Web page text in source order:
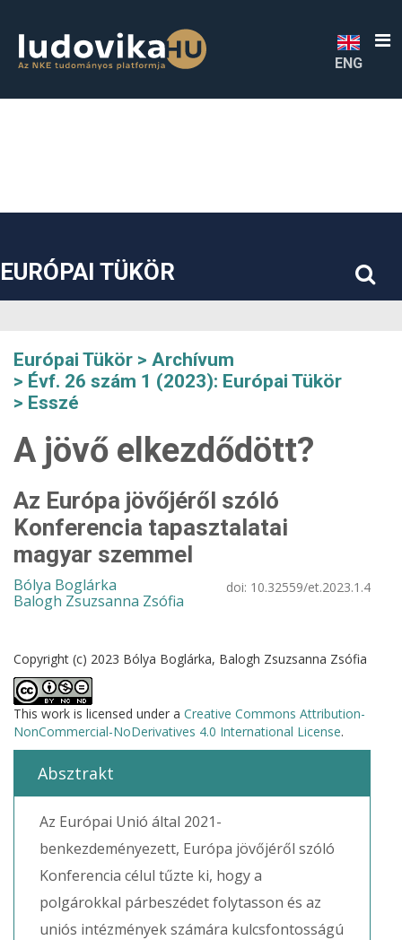
##plugins.themes.bootstrap3.accessible_menu.sidebar##
ENG
EURÓPAI TÜKÖR
Európai Tükör
Archívum
Évf. 26 szám 1 (2023): Európai Tükör
Esszé
A jövő elkezdődött?
Az Európa jövőjéről szóló
Konferencia tapasztalatai
magyar szemmel
Bólya Boglárka
Balogh Zsuzsanna Zsófia
doi: 10.32559/et.2023.1.4
Copyright (c) 2023 Bólya Boglárka, Balogh Zsuzsanna Zsófia
This work is licensed under a Creative Commons Attribution-
NonCommercial-NoDerivatives 4.0 International License.
Absztrakt
Az Európai Unió által 2021-
benkezdeményezett, Európa jövőjéről szóló
Konferencia célul tűzte ki, hogy a
polgárokkal párbeszédet folytasson és az
uniós intézmények számára kulcsfontosságú